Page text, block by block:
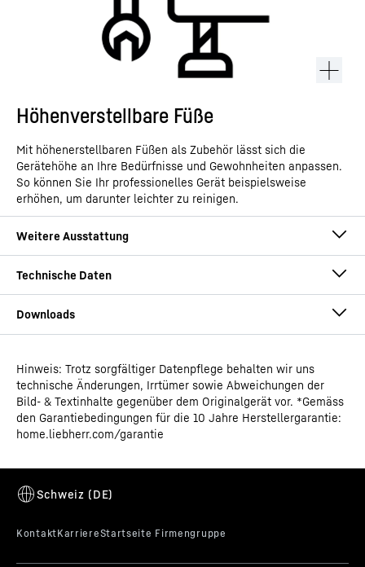
Höhenverstellbare Füße
Mit höhenerstellbaren Füßen als Zubehör lässt sich die
Gerätehöhe an Ihre Bedürfnisse und Gewohnheiten anpassen.
So können Sie Ihr professionelles Gerät beispielsweise
erhöhen, um darunter leichter zu reinigen.
Alarm-Test
Mit dem Alarmtest kann die Funktionsfähigkeit der
Produktgruppe
Laborkühlgerät mit
Umluftkühlung
GTIN
994480751
Gebrauchsanweisung
Maßskizze
Hinweis: Trotz sorgfältiger Datenpflege behalten wir uns
technische Änderungen, Irrtümer sowie Abweichungen der
Bild- & Textinhalte gegenüber dem Originalgerät vor. *Gemäss
den Garantiebedingungen für die 10 Jahre Herstellergarantie:
home.liebherr.com/garantie